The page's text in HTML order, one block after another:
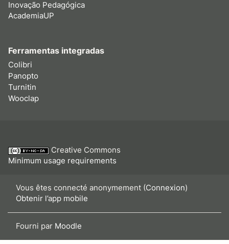
Inovação Pedagógica
AcademiaUP
Ferramentas integradas
Colibri
Panopto
Turnitin
Wooclap
Creative Commons
Minimum usage requirements
Vous êtes connecté anonymement (Connexion)
Obtenir l’app mobile
Fourni par Moodle